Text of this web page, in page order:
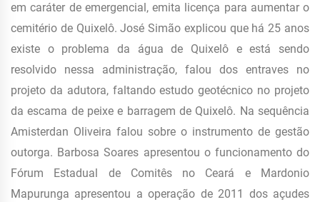
em caráter de emergencial, emita licença para aumentar o
cemitério de Quixelô. José Simão explicou que há 25 anos
existe o problema da água de Quixelô e está sendo
resolvido nessa administração, falou dos entraves no
projeto da adutora, faltando estudo geotécnico no projeto
da escama de peixe e barragem de Quixelô. Na sequência
Amisterdan Oliveira falou sobre o instrumento de gestão
outorga. Barbosa Soares apresentou o funcionamento do
Fórum Estadual de Comitês no Ceará e Mardonio
Mapurunga apresentou a operação de 2011 dos açudes